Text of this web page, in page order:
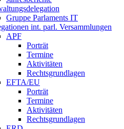
Gruppe Parlaments IT
int. parl. Versammlungen
APF
Porträt
Termine
Aktivitäten
Rechtsgrundlagen
EFTA/EU
Porträt
Termine
Aktivitäten
Rechtsgrundlagen